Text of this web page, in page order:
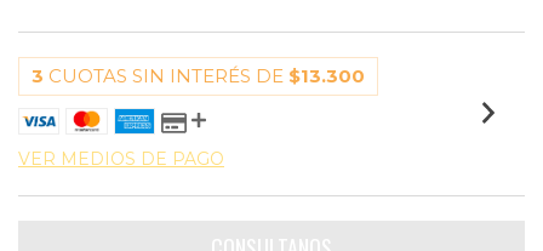
3 CUOTAS SIN INTERÉS DE $13.300
VER MEDIOS DE PAGO